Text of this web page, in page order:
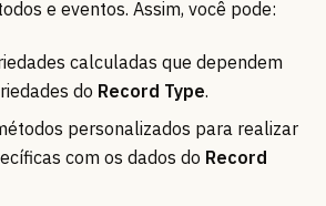
e eventos. Assim, você pode:
calculadas que dependem
do Record Type.
personalizados para realizar
com os dados do Record